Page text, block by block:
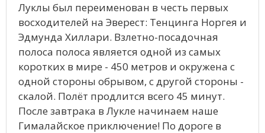
Луклы был переименован в честь первых
восходителей на Эверест: Тенцинга Норгея и
Эдмунда Хиллари. Взлетно-посадочная
полоса полоса является одной из самых
коротких в мире - 450 метров и окружена с
одной стороны обрывом, с другой стороны -
скалой. Полёт продлится всего 45 минут.
После завтрака в Лукле начинаем наше
Гималайское приключение! По дороге в